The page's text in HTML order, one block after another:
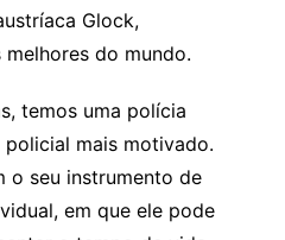
Glock,
do mundo.
temos uma polícia
mais motivado.
o seu instrumento de
em que ele pode